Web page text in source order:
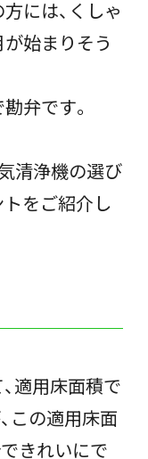
には、くしゃ
始まりそう
弁です。
清浄機の選び
をご紹介し
適用床面積で
この適用床面
きれいにで